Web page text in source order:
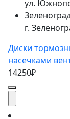
ул.
г.
Диски
насечками
14250₽